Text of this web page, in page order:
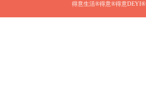
得意生活®得意®得意DEYI®